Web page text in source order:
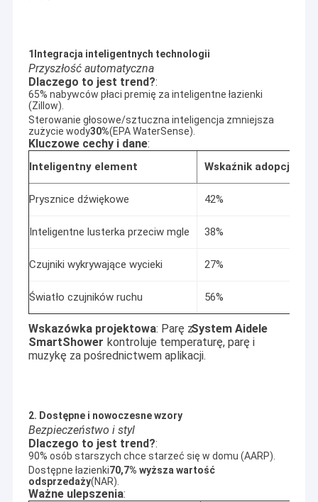
1Integracja inteligentnych technologii
Przyszłość automatyczna
Dlaczego to jest trend?:
65% nabywców płaci premię za inteligentne łazienki
(Zillow).
Sterowanie głosowe/sztuczna inteligencja zmniejsza
zużycie wody30%(EPA WaterSense).
Kluczowe cechy i dane:
Inteligentny element Wskaźnik adopcji
Prysznice dźwiękowe 42%
Inteligentne lusterka przeciw mgle 38%
Czujniki wykrywające wycieki 27%
Światło czujników ruchu 56%
Wskazówka projektowa: Parę zSystem Aidele
SmartShower️ kontroluje temperaturę, parę i
muzykę za pośrednictwem aplikacji.
2. Dostępne i nowoczesne wzory
Bezpieczeństwo i styl
Dlaczego to jest trend?:
90% osób starszych chce starzeć się w domu (AARP).
Dostępne łazienki70,7% wyższa wartość
odsprzedaży(NAR).
Ważne ulepszenia: